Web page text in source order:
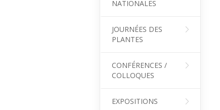
NATIONALES
JOURNÉES DES
PLANTES
CONFÉRENCES /
COLLOQUES
EXPOSITIONS